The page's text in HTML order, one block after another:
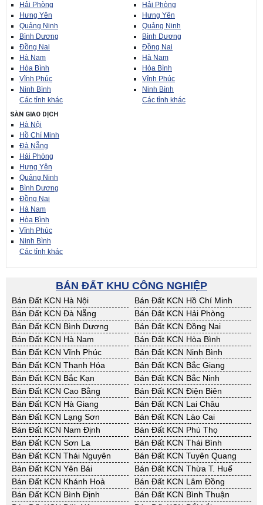
Hải Phòng
Hưng Yên
Quảng Ninh
Bình Dương
Đồng Nai
Hà Nam
Hòa Bình
Vĩnh Phúc
Ninh Bình
Các tỉnh khác
Hải Phòng
Hưng Yên
Quảng Ninh
Bình Dương
Đồng Nai
Hà Nam
Hòa Bình
Vĩnh Phúc
Ninh Bình
Các tỉnh khác
SÀN GIAO DỊCH
Hà Nội
Hồ Chí Minh
Đà Nẵng
Hải Phòng
Hưng Yên
Quảng Ninh
Bình Dương
Đồng Nai
Hà Nam
Hòa Bình
Vĩnh Phúc
Ninh Bình
Các tỉnh khác
BÁN ĐẤT KHU CÔNG NGHIỆP
Bán Đất KCN Hà Nội
Bán Đất KCN Hồ Chí Minh
Bán Đất KCN Đà Nẵng
Bán Đất KCN Hải Phòng
Bán Đất KCN Bình Dương
Bán Đất KCN Đồng Nai
Bán Đất KCN Hà Nam
Bán Đất KCN Hòa Bình
Bán Đất KCN Vĩnh Phúc
Bán Đất KCN Ninh Bình
Bán Đất KCN Thanh Hóa
Bán Đất KCN Bắc Giang
Bán Đất KCN Bắc Kạn
Bán Đất KCN Bắc Ninh
Bán Đất KCN Cao Bằng
Bán Đất KCN Điện Biên
Bán Đất KCN Hà Giang
Bán Đất KCN Lai Châu
Bán Đất KCN Lạng Sơn
Bán Đất KCN Lào Cai
Bán Đất KCN Nam Định
Bán Đất KCN Phú Thọ
Bán Đất KCN Sơn La
Bán Đất KCN Thái Bình
Bán Đất KCN Thái Nguyên
Bán Đất KCN Tuyên Quang
Bán Đất KCN Yên Bái
Bán Đất KCN Thừa T. Huế
Bán Đất KCN Khánh Hoà
Bán Đất KCN Lâm Đồng
Bán Đất KCN Bình Định
Bán Đất KCN Bình Thuận